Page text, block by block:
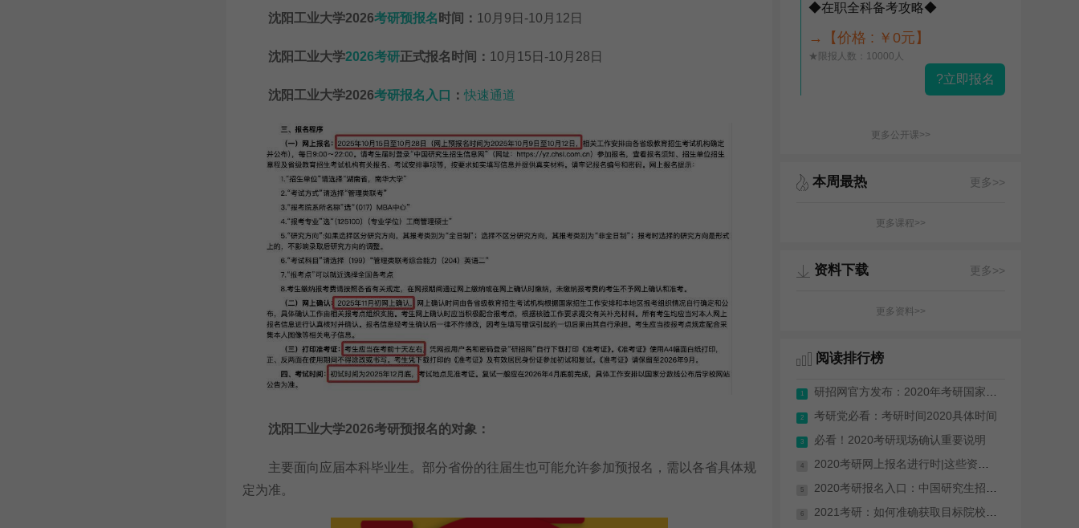
沈阳工业大学2026考研预报名 时间： 10月9日-10月12日
沈阳工业大学2026考研正式报名时间： 10月15日-10月28日
沈阳工业大学2026考研报名入口 ：快速通道
沈阳工业大学2026考研预报名的对象：
主要面向应届本科毕业生。部分省份的往届生也可能允许参加预报名，需以各省具体规
定为准。
◆在职全科备考攻略◆
→【价格 : ￥0元】
★限报人数：10000人
?立即报名
更多公开课>>
本周最热 更多>>
更多课程>>
资料下载 更多>>
更多资料>>
阅读排行榜
1
2
3
4
5
6
考研党必看：考研时间2020具体时间
必看！2020考研现场确认重要说明